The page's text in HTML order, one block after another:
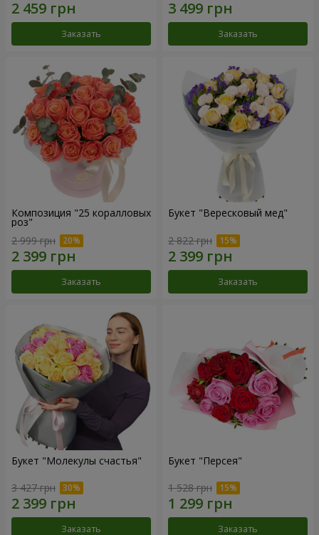
Заказать Заказать
Композиция "25 коралловых
роз"
2 999 грн
Заказать
Букет "Вересковый мед"
2 822 грн
Заказать
Букет "Молекулы счастья"
3 427 грн
Заказать
Букет "Персея"
1 528 грн
Заказать